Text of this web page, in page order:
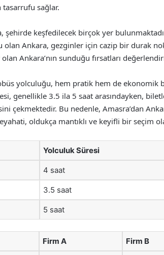
sağlar.
şehirde keşfedilecek birçok yer
Ankara, gezginler için cazip bir durak
Ankara’nın sunduğu fırsatları
yolculuğu, hem pratik hem de ekonomik
genellikle 3.5 ila 5 saat arasındayken,
çekmektedir. Bu nedenle, Amasra’dan
oldukça mantıklı ve keyifli bir seçim
Yolculuk Süresi
4 saat
3.5 saat
5 saat
Firm A Firm B